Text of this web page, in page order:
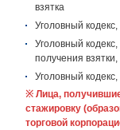
взятка
Уголовный
Уголовный
получения
Уголовный
※ Лица,
стажировку
торговой